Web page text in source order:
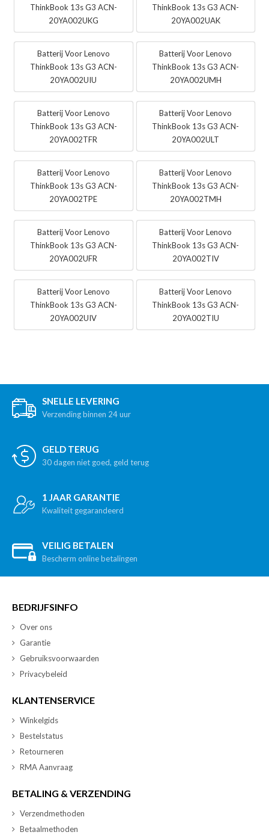
ThinkBook 13s G3 ACN-
20YA002UKG
ThinkBook 13s G3 ACN-
20YA002UAK
Batterij Voor Lenovo
ThinkBook 13s G3 ACN-
20YA002UIU
Batterij Voor Lenovo
ThinkBook 13s G3 ACN-
20YA002UMH
Batterij Voor Lenovo
ThinkBook 13s G3 ACN-
20YA002TFR
Batterij Voor Lenovo
ThinkBook 13s G3 ACN-
20YA002ULT
Batterij Voor Lenovo
ThinkBook 13s G3 ACN-
20YA002TPE
Batterij Voor Lenovo
ThinkBook 13s G3 ACN-
20YA002TMH
Batterij Voor Lenovo
ThinkBook 13s G3 ACN-
20YA002UFR
Batterij Voor Lenovo
ThinkBook 13s G3 ACN-
20YA002TIV
Batterij Voor Lenovo
ThinkBook 13s G3 ACN-
20YA002UIV
Batterij Voor Lenovo
ThinkBook 13s G3 ACN-
20YA002TIU
SNELLE LEVERING
Verzending binnen 24 uur
GELD TERUG
30 dagen niet goed, geld terug
1 JAAR GARANTIE
Kwaliteit gegarandeerd
VEILIG BETALEN
Bescherm online betalingen
BEDRIJFSINFO
Over ons
Garantie
Gebruiksvoorwaarden
Privacybeleid
KLANTENSERVICE
Winkelgids
Bestelstatus
Retourneren
RMA Aanvraag
BETALING & VERZENDING
Verzendmethoden
Betaalmethoden